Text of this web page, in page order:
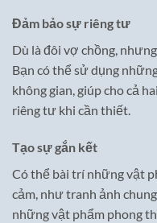
Đảm bảo sự riêng tư
Dù là đôi vợ chồng,
Bạn có thể sử dụng
không gian, giúp cho cả
riêng tư khi cần thiết.
Tạo sự gắn kết
Có thể bài trí những vật
cảm, như tranh ảnh
những vật phẩm phong